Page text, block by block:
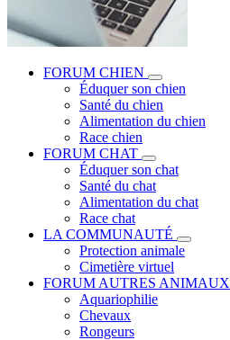
FORUM CHIEN
Éduquer son chien
Santé du chien
Alimentation du chien
Race chien
FORUM CHAT
Éduquer son chat
Santé du chat
Alimentation du chat
Race chat
LA COMMUNAUTÉ
Protection animale
Cimetière virtuel
FORUM AUTRES ANIMAUX
Aquariophilie
Chevaux
Rongeurs